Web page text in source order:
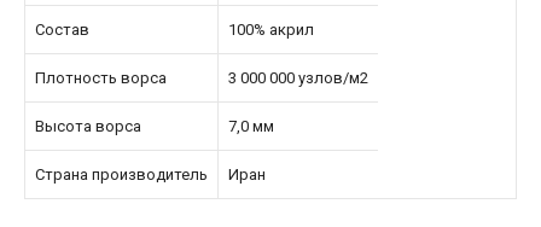
Состав 100% акрил
Плотность ворса 3 000 000 узлов/м2
Высота ворса 7,0 мм
Страна производитель Иран